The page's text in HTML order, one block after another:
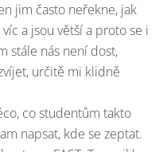
jim často neřekne, jak
a jsou větší a proto se i
stále nás není dost,
určitě mi klidně
co studentům takto
napsat, kde se zeptat.